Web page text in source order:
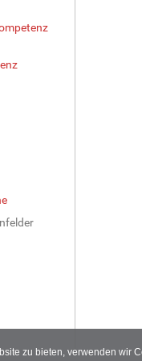
zu bieten, verwenden wir